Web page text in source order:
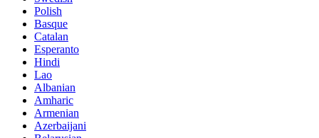
Polish
Basque
Catalan
Esperanto
Hindi
Lao
Albanian
Amharic
Armenian
Azerbaijani